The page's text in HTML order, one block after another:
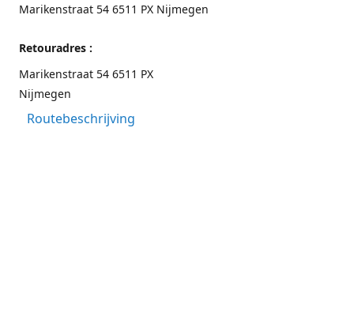
Marikenstraat 54 6511 PX Nijmegen
Retouradres :
Marikenstraat 54 6511 PX
Nijmegen
Routebeschrijving